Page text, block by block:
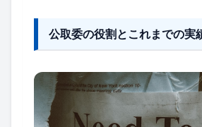
公取委の役割とこれまでの実